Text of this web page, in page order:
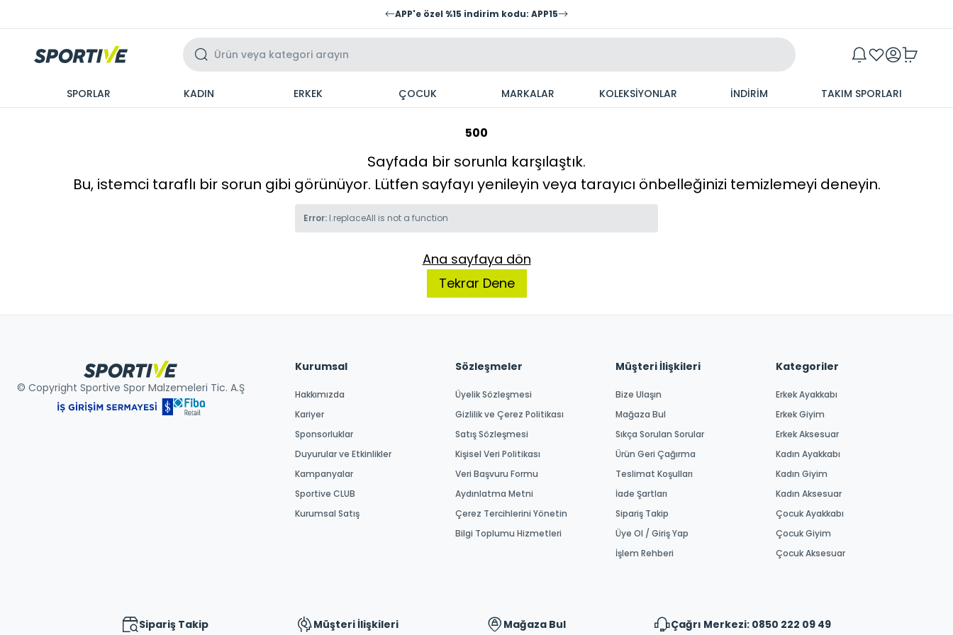
APP'e özel %15 indirim kodu: APP15
SPORLAR KADIN ERKEK ÇOCUK MARKALAR KOLEKSİYONLAR İNDİRİM TAKIM SPORLARI
500
Sayfada bir sorunla karşılaştık.
Bu, istemci taraflı bir sorun gibi görünüyor. Lütfen sayfayı yenileyin veya tarayıcı önbelleğinizi temizlemeyi deneyin.
Error: l.replaceAll is not a function
Ana sayfaya dön
Tekrar Dene
© Copyright Sportive Spor Malzemeleri Tic. A.Ş
Kurumsal
Hakkımızda
Kariyer
Sponsorluklar
Duyurular ve Etkinlikler
Kampanyalar
Sportive CLUB
Kurumsal Satış
Sözleşmeler
Üyelik Sözleşmesi
Gizlilik ve Çerez Politikası
Satış Sözleşmesi
Kişisel Veri Politikası
Veri Başvuru Formu
Aydınlatma Metni
Çerez Tercihlerini Yönetin
Bilgi Toplumu Hizmetleri
Müşteri İlişkileri
Bize Ulaşın
Mağaza Bul
Sıkça Sorulan Sorular
Ürün Geri Çağırma
Teslimat Koşulları
İade Şartları
Sipariş Takip
Üye Ol / Giriş Yap
İşlem Rehberi
Kategoriler
Erkek Ayakkabı
Erkek Giyim
Erkek Aksesuar
Kadın Ayakkabı
Kadın Giyim
Kadın Aksesuar
Çocuk Ayakkabı
Çocuk Giyim
Çocuk Aksesuar
Sipariş Takip Müşteri İlişkileri Mağaza Bul Çağrı Merkezi: 0850 222 09 49